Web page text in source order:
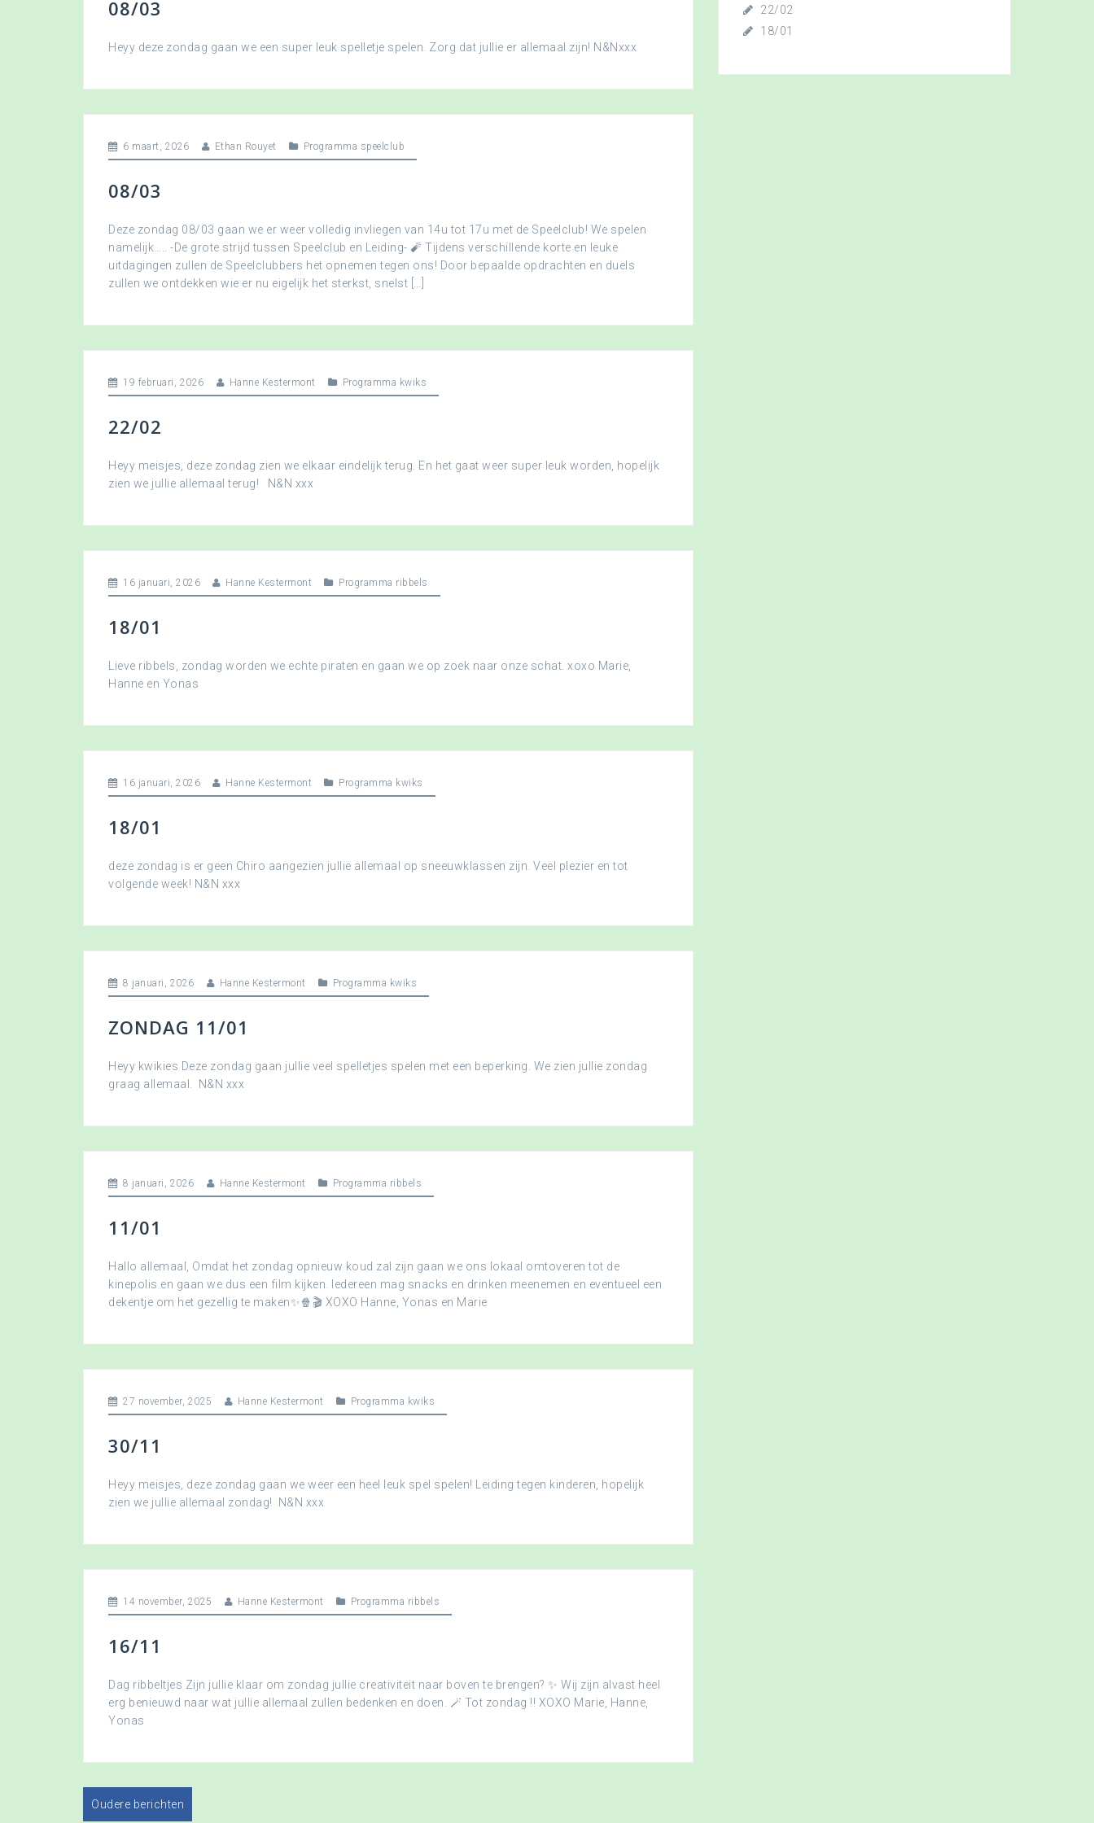
08/03
Heyy deze zondag gaan we een super leuk spelletje spelen. Zorg dat jullie er allemaal zijn! N&Nxxx
6 maart, 2026 Ethan Rouyet Programma speelclub
08/03
Deze zondag 08/03 gaan we er weer volledig invliegen van 14u tot 17u met de Speelclub! We spelen
namelijk….. -De grote strijd tussen Speelclub en Leiding- 🧨 Tijdens verschillende korte en leuke
uitdagingen zullen de Speelclubbers het opnemen tegen ons! Door bepaalde opdrachten en duels
zullen we ontdekken wie er nu eigelijk het sterkst, snelst […]
19 februari, 2026 Hanne Kestermont Programma kwiks
22/02
Heyy meisjes, deze zondag zien we elkaar eindelijk terug. En het gaat weer super leuk worden, hopelijk
zien we jullie allemaal terug! N&N xxx
16 januari, 2026 Hanne Kestermont Programma ribbels
18/01
Lieve ribbels, zondag worden we echte piraten en gaan we op zoek naar onze schat. xoxo Marie,
Hanne en Yonas
16 januari, 2026 Hanne Kestermont Programma kwiks
18/01
deze zondag is er geen Chiro aangezien jullie allemaal op sneeuwklassen zijn. Veel plezier en tot
volgende week! N&N xxx
8 januari, 2026 Hanne Kestermont Programma kwiks
ZONDAG 11/01
Heyy kwikies Deze zondag gaan jullie veel spelletjes spelen met een beperking. We zien jullie zondag
graag allemaal. N&N xxx
8 januari, 2026 Hanne Kestermont Programma ribbels
11/01
Hallo allemaal, Omdat het zondag opnieuw koud zal zijn gaan we ons lokaal omtoveren tot de
kinepolis en gaan we dus een film kijken. Iedereen mag snacks en drinken meenemen en eventueel een
dekentje om het gezellig te maken✨🍿🎬 XOXO Hanne, Yonas en Marie
27 november, 2025 Hanne Kestermont Programma kwiks
30/11
Heyy meisjes, deze zondag gaan we weer een heel leuk spel spelen! Leiding tegen kinderen, hopelijk
zien we jullie allemaal zondag! N&N xxx
14 november, 2025 Hanne Kestermont Programma ribbels
16/11
Dag ribbeltjes Zijn jullie klaar om zondag jullie creativiteit naar boven te brengen? ✨ Wij zijn alvast heel
erg benieuwd naar wat jullie allemaal zullen bedenken en doen. 🪄 Tot zondag !! XOXO Marie, Hanne,
Yonas
Oudere berichten
22/02
18/01